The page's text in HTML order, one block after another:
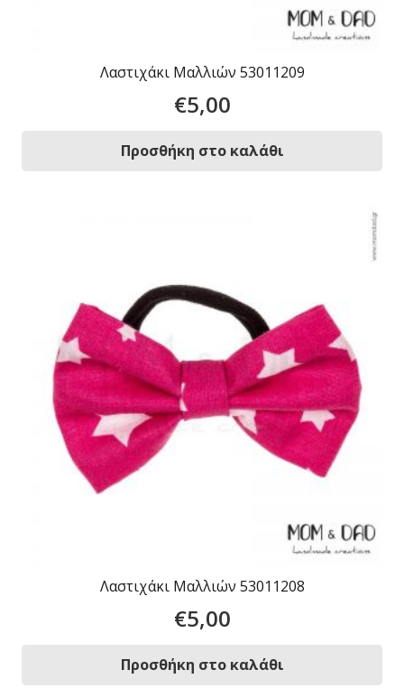
Λαστιχάκι Μαλλιών 53011209
€5,00
Προσθήκη στο καλάθι
Λαστιχάκι Μαλλιών 53011208
€5,00
Προσθήκη στο καλάθι